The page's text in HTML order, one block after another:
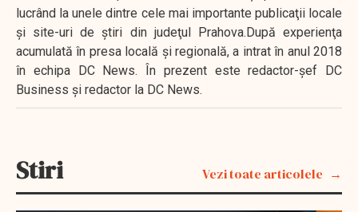
lucrând la unele dintre cele mai importante publicaţii locale
şi site-uri de ştiri din judeţul Prahova.După experienţa
acumulată în presa locală şi regională, a intrat în anul 2018
în echipa DC News. În prezent este redactor-şef DC
Business şi redactor la DC News.
Stiri Vezi toate articolele